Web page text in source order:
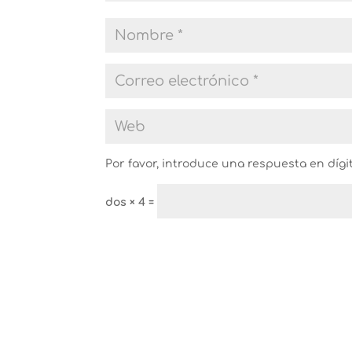
Por favor, introduce una respuesta en
dos × 4 =